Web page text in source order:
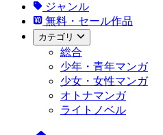
ジャンル
無料・セール作品
カテゴリ
総合
少年・青年マンガ
少女・女性マンガ
オトナマンガ
ライトノベル